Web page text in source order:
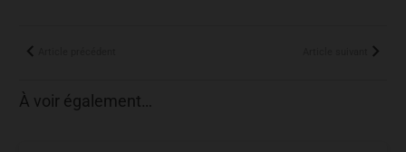
À voir également…